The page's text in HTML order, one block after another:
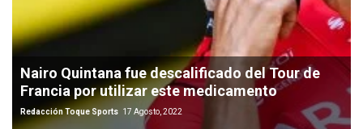
Nairo Quintana fue descalificado del Tour de
Francia por utilizar este medicamento
Redacción Toque Sports 17 Agosto, 2022